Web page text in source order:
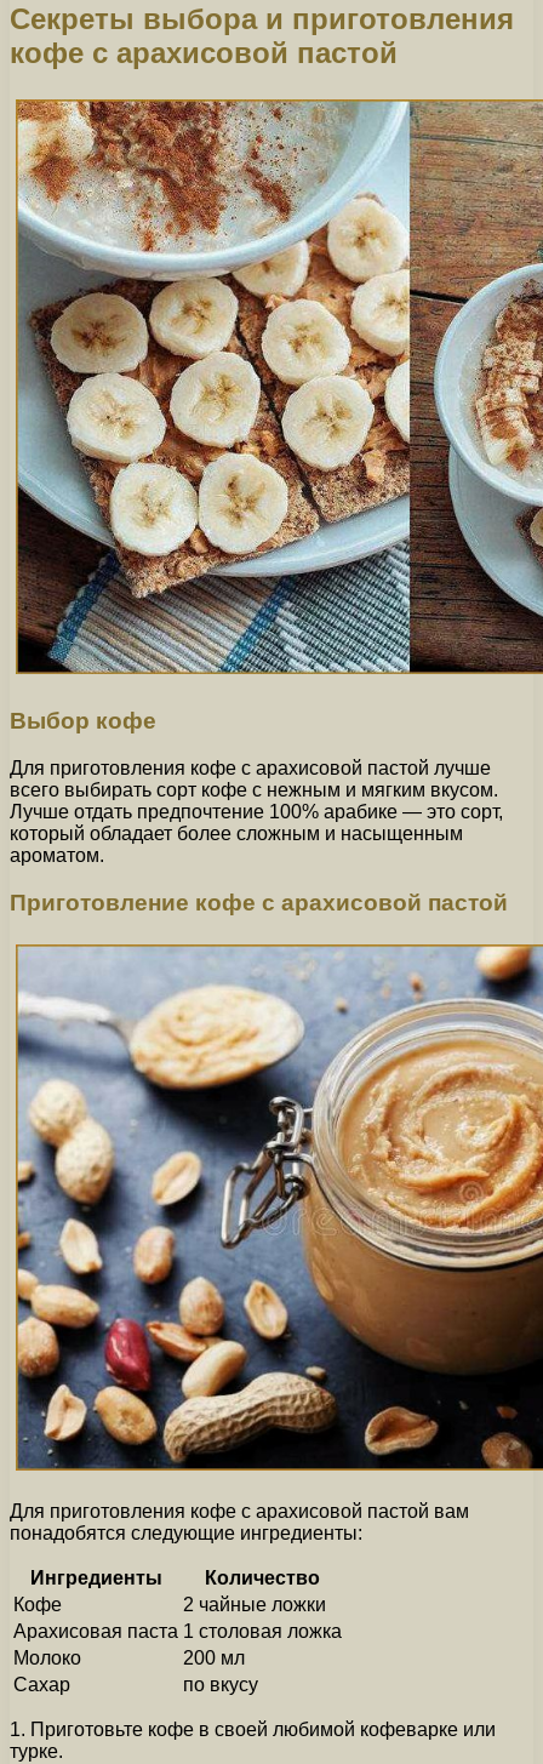
Секреты выбора и приготовления
кофе с арахисовой пастой
Выбор кофе
Для приготовления кофе с арахисовой пастой лучше
всего выбирать сорт кофе с нежным и мягким вкусом.
Лучше отдать предпочтение 100% арабике — это сорт,
который обладает более сложным и насыщенным
ароматом.
Приготовление кофе с арахисовой пастой
Для приготовления кофе с арахисовой пастой вам
понадобятся следующие ингредиенты:
Ингредиенты
Количество
Кофе
2 чайные ложки
Арахисовая паста 1 столовая ложка
Молоко
200 мл
Сахар
по вкусу
1. Приготовьте кофе в своей любимой кофеварке или
турке.